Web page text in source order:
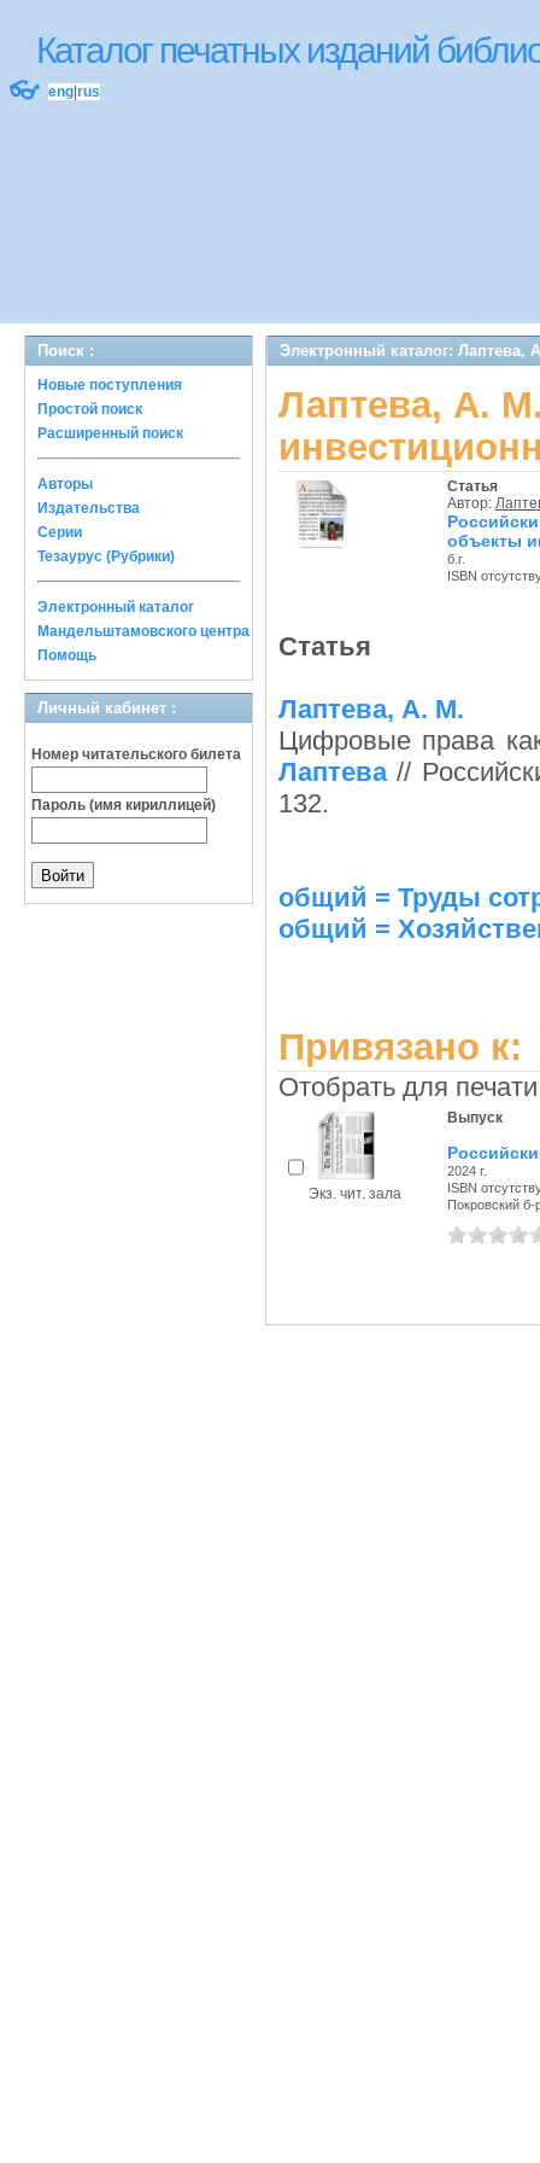
Каталог печатных изданий
👓 eng rus
Поиск :
Новые поступления
Простой поиск
Расширенный поиск
Авторы
Издательства
Серии
Тезаурус (Рубрики)
Электронный каталог
Мандельштамовского центра
Помощь
Личный кабинет :
Номер читательского билета
Пароль (имя кириллицей)
Электронный каталог:
Лаптева, А.
Статья
Автор:
объекты
б.г.
ISBN
Статья
Лаптева, А. М.
Цифровые права
Лаптева//
132.
общий = Труды
общий =
Привязано к:
Отобрать для
Экз. чит. зала
Выпуск
2024 г.
ISBN
Покровский б-